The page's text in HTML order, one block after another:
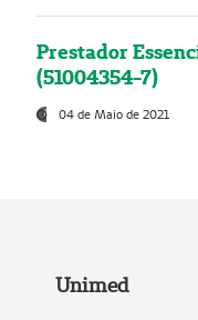
Prestador
(51004354-7)
04 de Maio de 2021
Unimed